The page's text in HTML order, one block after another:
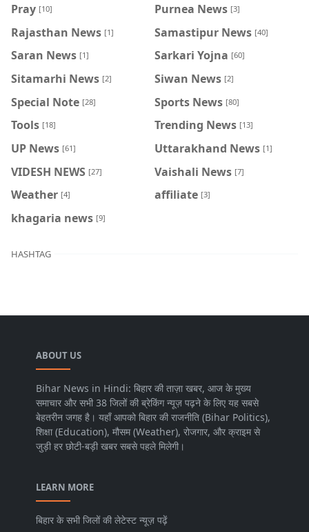
Pray [10] Purnea News [3]
Rajasthan News [1] Samastipur News [40]
Saran News [1] Sarkari Yojna [60]
Sitamarhi News [2] Siwan News [2]
Special Note [28] Sports News [80]
Tools [18] Trending News [13]
UP News [61] Uttarakhand News [1]
VIDESH NEWS [27] Vaishali News [7]
Weather [4] affiliate [3]
khagaria news [9]
HASHTAG
ABOUT US
Bihar News in Hindi: बिहार की ताज़ा खबर, आज के मुख्य
समाचार और सभी 38 जिलों की ब्रेकिंग न्यूज़ पढ़ने के लिए यह सबसे
बेहतरीन जगह है। यहाँ आपको बिहार की राजनीति (Bihar Politics),
शिक्षा (Education), मौसम (Weather), रोजगार, और क्राइम से
जुड़ी हर छोटी-बड़ी खबर सबसे पहले मिलेगी।
LEARN MORE
बिहार के सभी जिलों की लेटेस्ट न्यूज़ पढ़ें